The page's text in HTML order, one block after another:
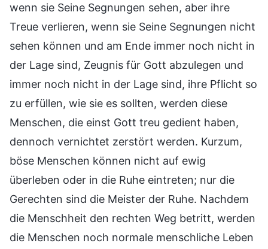
wenn sie Seine Segnungen sehen, aber ihre
Treue verlieren, wenn sie Seine Segnungen nicht
sehen können und am Ende immer noch nicht in
der Lage sind, Zeugnis für Gott abzulegen und
immer noch nicht in der Lage sind, ihre Pflicht so
zu erfüllen, wie sie es sollten, werden diese
Menschen, die einst Gott treu gedient haben,
dennoch vernichtet zerstört werden. Kurzum,
böse Menschen können nicht auf ewig
überleben oder in die Ruhe eintreten; nur die
Gerechten sind die Meister der Ruhe. Nachdem
die Menschheit den rechten Weg betritt, werden
die Menschen noch normale menschliche Leben